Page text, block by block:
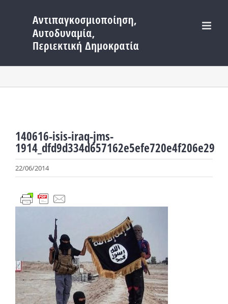
περιεχόμενο
140616-isis-iraq-jms-
1914_dfd9d334d657162e5efe720e4f206e29
22/06/2014